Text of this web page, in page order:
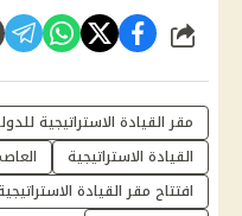
شارك
مقر القيادة الاستراتيجية
القيادة الاستراتيجية
افتتاح مقر القيادة